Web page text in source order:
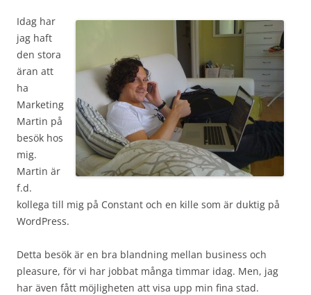
Idag har
jag haft
den stora
äran att
ha
Marketing
Martin på
besök hos
mig.
Martin är
f.d.
kollega till mig på Constant och en kille som är duktig på
WordPress.
Detta besök är en bra blandning mellan business och
pleasure, för vi har jobbat många timmar idag. Men, jag
har även fått möjligheten att visa upp min fina stad.